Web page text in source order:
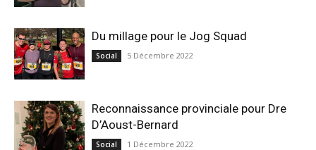
Du millage pour le Jog Squad
Social 5 Décembre 2022
Reconnaissance provinciale pour Dre
D’Aoust-Bernard
Social 1 Décembre 2022